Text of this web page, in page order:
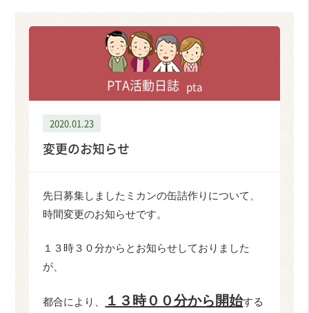
PTA活動日誌 pta
2020.01.23
変更のお知らせ
先日募集しましたミカンの缶詰作りについて、
時間変更のお知らせです。
１３時３０分からとお知らせしておりました
が、
都合により、 １３時００分から 開始する